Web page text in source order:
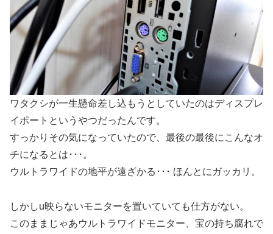
ワタクシが一生懸命差し込もうとしていたのはディスプレ
イポートというやつだったんです。
すっかりその気になっていたので、最後の最後にこんなオ
チになるとは･･･。
ウルトラワイドの地平が遠ざかる･･･ ほんとにガッカリ。
しかしu映らないモニターを置いていても仕方がない。
このままじゃあウルトラワイドモニター、宝の持ち腐れで